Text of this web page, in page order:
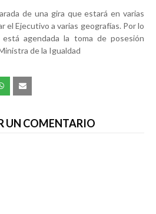
de una gira que estará en varias
el Ejecutivo a varias geografías. Por lo
agendada la toma de posesión
de la Igualdad
UN COMENTARIO